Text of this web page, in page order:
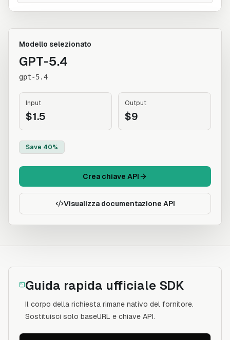
Modello selezionato
GPT-5.4
gpt-5.4
Input
$1.5
Output
$9
Save 40%
Crea chiave API
Visualizza documentazione API
Guida rapida ufficiale SDK
Il corpo della richiesta rimane nativo del fornitore.
Sostituisci solo baseURL e chiave API.